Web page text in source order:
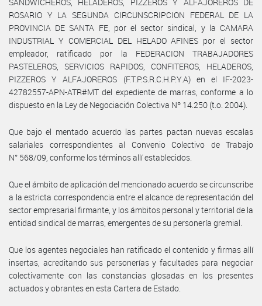
ROSARIO Y LA SEGUNDA CIRCUNSCRIPCION FEDERAL DE LA
PROVINCIA DE SANTA FE, por el sector sindical, y la CAMARA
INDUSTRIAL Y COMERCIAL DEL HELADO AFINES por el sector
empleador, ratificado por la FEDERACION TRABAJADORES
PASTELEROS, SERVICIOS RAPIDOS, CONFITEROS, HELADEROS,
PIZZEROS Y ALFAJOREROS (F.T.P.S.R.C.H.P.Y.A) en el IF-2023-
42782557-APN-ATR#MT del expediente de marras, conforme a lo
dispuesto en la Ley de Negociación Colectiva Nº 14.250 (t.o. 2004).
Que bajo el mentado acuerdo las partes pactan nuevas escalas
salariales correspondientes al Convenio Colectivo de Trabajo
N° 568/09, conforme los términos allí establecidos.
Que el ámbito de aplicación del mencionado acuerdo se circunscribe
a la estricta correspondencia entre el alcance de representación del
sector empresarial firmante, y los ámbitos personal y territorial de la
entidad sindical de marras, emergentes de su personería gremial.
Que los agentes negociales han ratificado el contenido y firmas allí
insertas, acreditando sus personerías y facultades para negociar
colectivamente con las constancias glosadas en los presentes
actuados y obrantes en esta Cartera de Estado.